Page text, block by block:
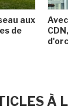
aux
de
À